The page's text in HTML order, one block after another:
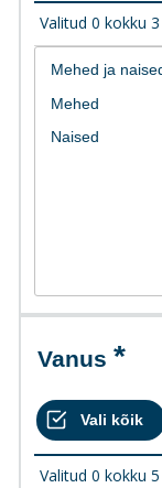
Valitud 0 kokku 3
Vanus
Valitud 0 kokku 5